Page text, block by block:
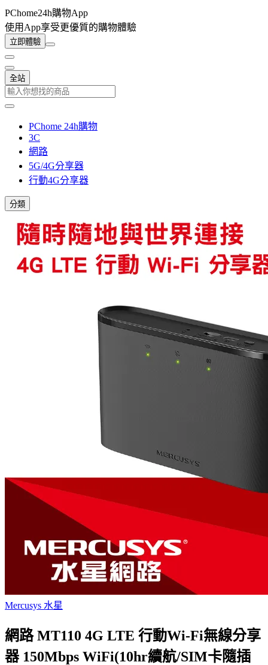
PChome24h購物App
使用App享受更優質的購物體驗
立即體驗
全站
PChome 24h購物
3C
網路
5G/4G分享器
行動4G分享器
分類
Mercusys 水星
網路 MT110 4G LTE 行動Wi-Fi無線分享
器 150Mbps WiFi(10hr續航/SIM卡隨插